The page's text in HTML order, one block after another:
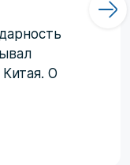
О
по
В начале